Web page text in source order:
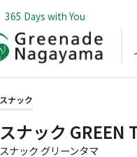
365 Days with You
スナック
スナック GREEN
スナック グリーンタマ